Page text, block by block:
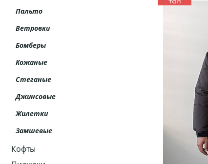
Пальто
Ветровки
Бомберы
Кожаные
Стеганые
Джинсовые
Жилетки
Замшевые
Кофты